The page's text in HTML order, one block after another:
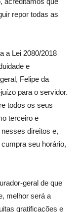
repor todas as
a Lei 2080/2018
e
Felipe da
para o servidor.
todos os seus
terceiro e
direitos e,
seu horário,
geral de que
melhor será a
gratificações e